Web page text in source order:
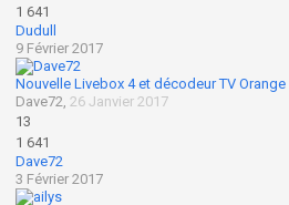
1 641
Dudull
9 Février 2017
Nouvelle Livebox 4 et décodeur TV Orange
Dave72,26 Janvier 2017
13
1 641
Dave72
3 Février 2017